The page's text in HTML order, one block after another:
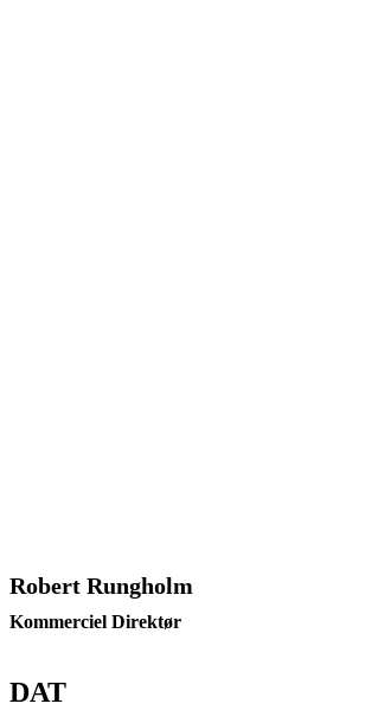
Robert Rungholm
Kommerciel Direktør
DAT